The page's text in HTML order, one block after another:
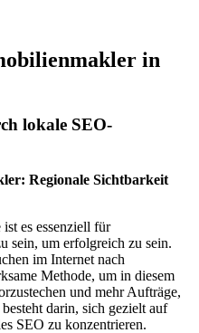
in
lokale SEO-
Regionale Sichtbarkeit
es essenziell für
sein, um erfolgreich zu sein.
im Internet nach
Methode, um in diesem
und mehr Aufträge,
darin, sich gezielt auf
SEO zu konzentrieren.